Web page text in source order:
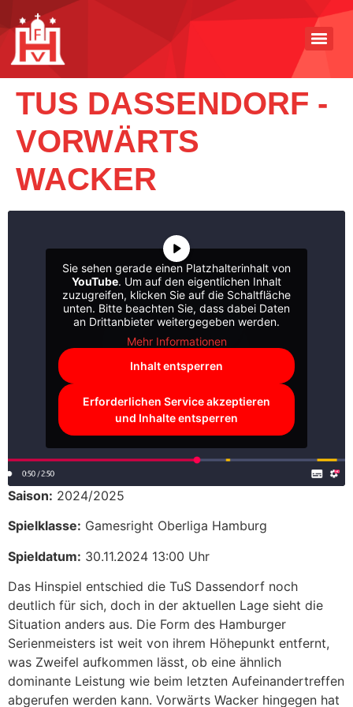
TUS DASSENDORF -
VORWÄRTS
WACKER
Sie sehen gerade einen Platzhalterinhalt von
YouTube. Um auf den eigentlichen Inhalt
zuzugreifen, klicken Sie auf die Schaltfläche
unten. Bitte beachten Sie, dass dabei Daten
an Drittanbieter weitergegeben werden.
Mehr Informationen
Inhalt entsperren
Erforderlichen Service akzeptieren
und Inhalte entsperren
Saison: 2024/2025
Spielklasse: Gamesright Oberliga Hamburg
Spieldatum: 30.11.2024 13:00 Uhr
Das Hinspiel entschied die TuS Dassendorf noch
deutlich für sich, doch in der aktuellen Lage sieht die
Situation anders aus. Die Form des Hamburger
Serienmeisters ist weit von ihrem Höhepunkt entfernt,
was Zweifel aufkommen lässt, ob eine ähnlich
dominante Leistung wie beim letzten Aufeinandertreffen
abgerufen werden kann. Vorwärts Wacker hingegen hat